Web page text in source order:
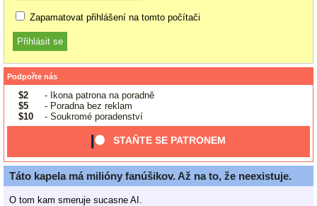
Zapamatovat přihlášení na tomto počítači
Podpořte nás
$2
- Ikona patrona na poradně
$5
- Poradna bez reklam
$10
- Soukromé poradenství
STAŇTE SE PATRONEM
Táto kapela má milióny fanúšikov. Až na to, že neexistuje.
O tom kam smeruje sucasne AI.